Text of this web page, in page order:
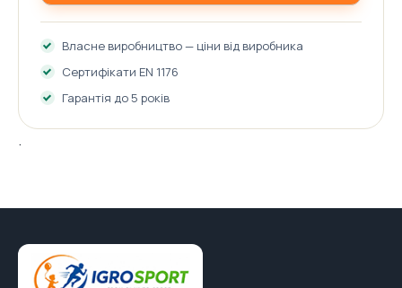
Власне виробництво — ціни від виробника
Сертифікати EN 1176
Гарантія до 5 років
.